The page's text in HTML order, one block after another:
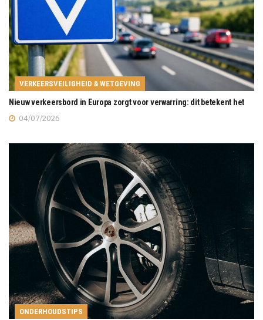
VERKEERSVEILIGHEID & WETGEVING
Nieuw verkeersbord in Europa zorgt voor verwarring: dit betekent het
04/07/2026
ONDERHOUDSTIPS